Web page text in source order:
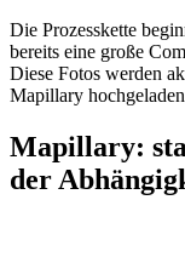
Die Prozesskette
bereits eine große
Diese Fotos werden
Mapillary
Mapillary:
der